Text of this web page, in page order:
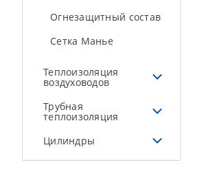
Огнезащитный состав
Сетка Манье
Теплоизоляция
воздуховодов
Трубная
теплоизоляция
Цилиндры